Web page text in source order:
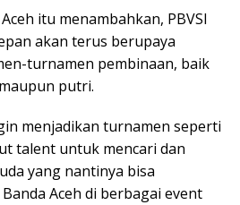
itu menambahkan, PBVSI
akan terus berupaya
turnamen pembinaan, baik
putri.
menjadikan turnamen seperti
talent untuk mencari dan
yang nantinya bisa
Aceh di berbagai event